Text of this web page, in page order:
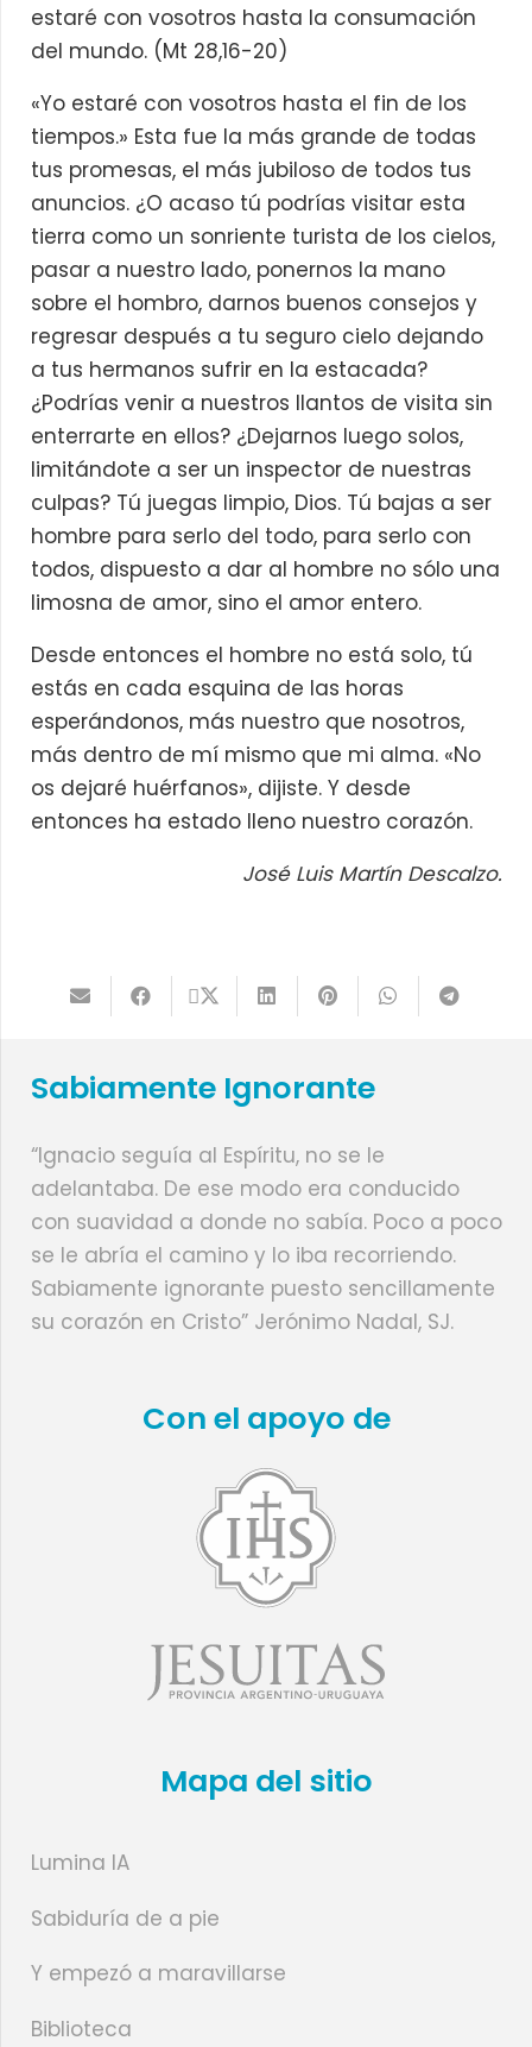
estaré con vosotros hasta la consumación
del mundo. (Mt 28,16-20)
«Yo estaré con vosotros hasta el fin de los
tiempos.» Esta fue la más grande de todas
tus promesas, el más jubiloso de todos tus
anuncios. ¿O acaso tú podrías visitar esta
tierra como un sonriente turista de los cielos,
pasar a nuestro lado, ponernos la mano
sobre el hombro, darnos buenos consejos y
regresar después a tu seguro cielo dejando
a tus hermanos sufrir en la estacada?
¿Podrías venir a nuestros llantos de visita sin
enterrarte en ellos? ¿Dejarnos luego solos,
limitándote a ser un inspector de nuestras
culpas? Tú juegas limpio, Dios. Tú bajas a ser
hombre para serlo del todo, para serlo con
todos, dispuesto a dar al hombre no sólo una
limosna de amor, sino el amor entero.
Desde entonces el hombre no está solo, tú
estás en cada esquina de las horas
esperándonos, más nuestro que nosotros,
más dentro de mí mismo que mi alma. «No
os dejaré huérfanos», dijiste. Y desde
entonces ha estado lleno nuestro corazón.
José Luis Martín Descalzo.
Sabiamente Ignorante
“Ignacio seguía al Espíritu, no se le
adelantaba. De ese modo era conducido
con suavidad a donde no sabía. Poco a poco
se le abría el camino y lo iba recorriendo.
Sabiamente ignorante puesto sencillamente
su corazón en Cristo” Jerónimo Nadal, SJ.
Con el apoyo de
Mapa del sitio
Lumina IA
Sabiduría de a pie
Y empezó a maravillarse
Biblioteca